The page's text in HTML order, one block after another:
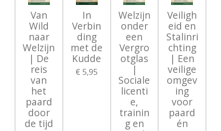
Van
Wild
naar
Welzijn
| De
reis
van
het
paard
door
de tijd
In
Verbin
ding
met de
Kudde
€ 5,95
Welzijn
onder
een
Vergro
otglas
|
Sociale
licenti
e,
trainin
g en
Veiligh
eid en
Stalinri
chting
| Een
veilige
omgev
ing
voor
paard
én